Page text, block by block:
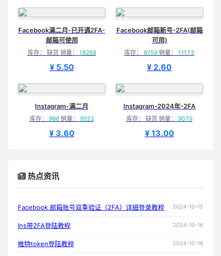
Facebook满二月-已开通2FA-
邮箱可使用
库存： 缺货 销量： 18268
¥ 5.50
Facebook邮箱新号-2FA(邮箱
可用)
库存： 8759 销量： 11173
¥ 2.60
Instagram-满二月
库存： 986销量： 9523
¥ 3.60
Instagram-2024年-2FA
库存： 缺货 销量： 9079
¥ 13.00
热点资讯
Facebook 邮箱账号双重验证（2FA）详细登录教程 2024-10-15
Ins带2FA登陆教程 2024-10-16
推特token登陆教程 2024-10-16